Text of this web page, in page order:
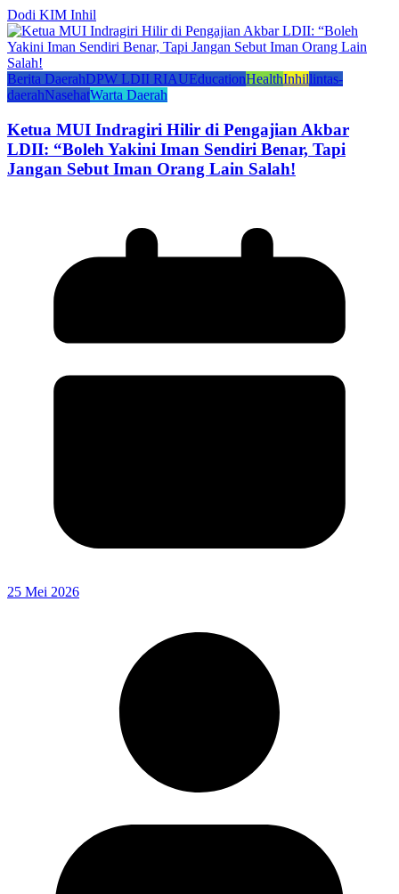
Dodi KIM Inhil
Berita DaerahDPW LDII RIAUEducationHealthInhillintas-
daerahNasehatWarta Daerah
Ketua MUI Indragiri Hilir di Pengajian Akbar
LDII: “Boleh Yakini Iman Sendiri Benar, Tapi
Jangan Sebut Iman Orang Lain Salah!
25 Mei 2026